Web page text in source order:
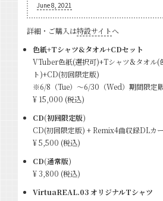
June 8, 2021
詳細・ご購入は特設サイトへ
色紙+Tシャツ&タオル+CDセット
VTuber色紙(選択可)+Tシャツ&タオル(
ト)+CD(初回限定版)
※6/8（Tue）〜6/30（Wed）期間限定
¥ 15,000 (税込)
CD(初回限定版)
CD(初回限定版) + Remix4曲収録DLカ
¥ 5,500 (税込)
CD(通常版)
¥ 3,800 (税込)
VirtuaREAL.03 オリジナルTシャツ